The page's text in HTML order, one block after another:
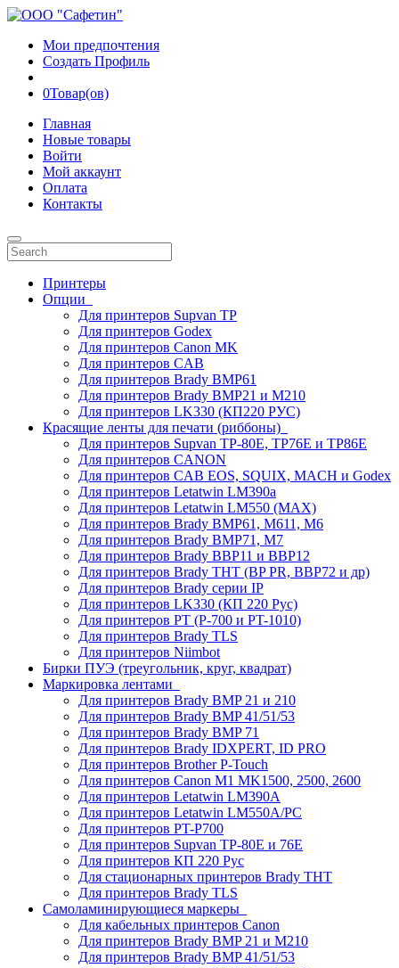
Мои предпочтения
Создать Профиль
0Товар(ов)
Главная
Новые товары
Войти
Мой аккаунт
Оплата
Контакты
Принтеры
Опции
Для принтеров Supvan TP
Для принтеров Godex
Для принтеров Canon MK
Для принтеров CAB
Для принтеров Brady BMP61
Для принтеров Brady BMP21 и M210
Для принтеров LK330 (КП220 РУС)
Красящие ленты для печати (риббоны)
Для принтеров Supvan TP-80E, TP76E и TP86E
Для принтеров CANON
Для принтеров CAB EOS, SQUIX, MACH и Godex
Для принтеров Letatwin LM390a
Для принтеров Letatwin LM550 (MAX)
Для принтеров Brady BMP61, M611, M6
Для принтеров Brady BMP71, M7
Для принтеров Brady BBP11 и BBP12
Для принтеров Brady THT (BP PR, BBP72 и др)
Для принтеров Brady серии IP
Для принтеров LK330 (КП 220 Рус)
Для принтеров PT (P-700 и PT-1010)
Для принтеров Brady TLS
Для принтеров Niimbot
Бирки ПУЭ (треугольник, круг, квадрат)
Маркировка лентами
Для принтеров Brady BMP 21 и 210
Для принтеров Brady BMP 41/51/53
Для принтеров Brady BMP 71
Для принтеров Brady IDXPERT, ID PRO
Для принтеров Brother P-Touch
Для принтеров Canon M1 MK1500, 2500, 2600
Для принтеров Letatwin LM390A
Для принтеров Letatwin LM550A/PC
Для принтеров PT-P700
Для принтеров Supvan TP-80E и 76E
Для принтеров КП 220 Рус
Для стационарных принтеров Brady THT
Для принтеров Brady TLS
Самоламинирующиеся маркеры
Для кабельных принтеров Canon
Для принтеров Brady BMP 21 и M210
Для принтеров Brady BMP 41/51/53